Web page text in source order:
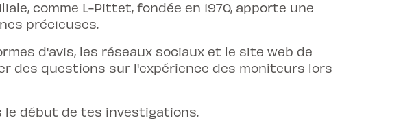
comme L-Pittet, fondée en 1970, apporte une
précieuses.
d'avis, les réseaux sociaux et le site web de
des questions sur l'expérience des moniteurs lors
le début de tes investigations.